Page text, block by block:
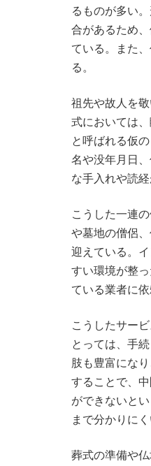
るものが多い
合があるため
ている。また
る。
祖先や故人を
式においては
と呼ばれる仮
名や没年月日
な手入れや読経
こうした一連
や墓地の僧侶
迎えている。
すい環境が整
ている業者に
こうしたサー
とっては、手
肢も豊富にな
することで、
ができないと
まで分かりに
葬式の準備や